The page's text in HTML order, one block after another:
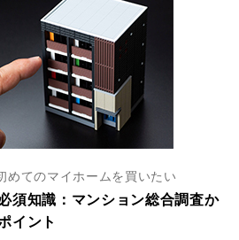
めてのマイホームを買いたい
須知識：マンション総合調査か
イント